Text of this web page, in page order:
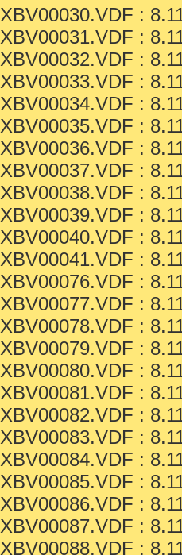
XBV00030.VDF :
XBV00031.VDF :
XBV00032.VDF :
XBV00033.VDF :
XBV00034.VDF :
XBV00035.VDF :
XBV00036.VDF :
XBV00037.VDF :
XBV00038.VDF :
XBV00039.VDF :
XBV00040.VDF :
XBV00041.VDF :
XBV00076.VDF :
XBV00077.VDF :
XBV00078.VDF :
XBV00079.VDF :
XBV00080.VDF :
XBV00081.VDF :
XBV00082.VDF :
XBV00083.VDF :
XBV00084.VDF :
XBV00085.VDF :
XBV00086.VDF :
XBV00087.VDF :
XBV00088.VDF :